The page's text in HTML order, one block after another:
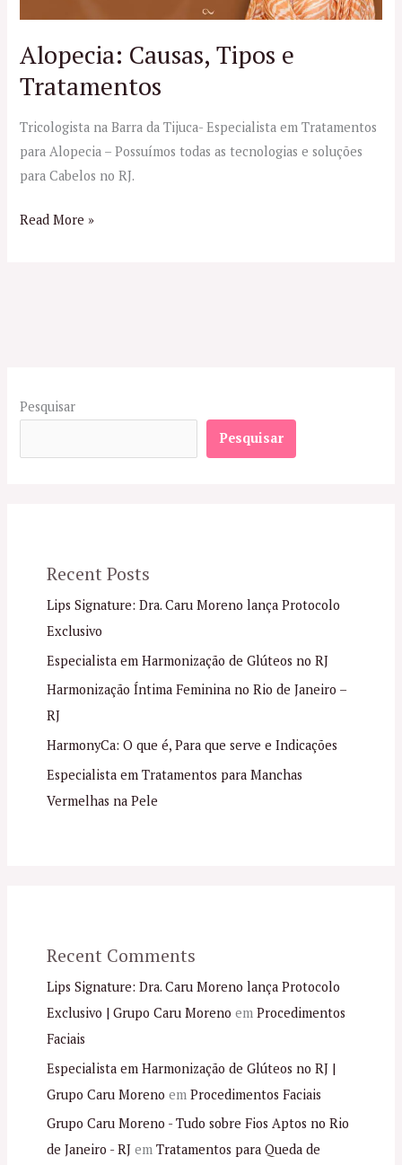
Alopecia: Causas, Tipos e
Tratamentos
Tricologista na Barra da Tijuca- Especialista em Tratamentos
para Alopecia – Possuímos todas as tecnologias e soluções
para Cabelos no RJ.
Read More »
Pesquisar
Pesquisar
Recent Posts
Lips Signature: Dra. Caru Moreno lança Protocolo
Exclusivo
Especialista em Harmonização de Glúteos no RJ
Harmonização Íntima Feminina no Rio de Janeiro –
RJ
HarmonyCa: O que é, Para que serve e Indicações
Especialista em Tratamentos para Manchas
Vermelhas na Pele
Recent Comments
Lips Signature: Dra. Caru Moreno lança Protocolo
Exclusivo | Grupo Caru Moreno em Procedimentos
Faciais
Especialista em Harmonização de Glúteos no RJ |
Grupo Caru Moreno em Procedimentos Faciais
Grupo Caru Moreno - Tudo sobre Fios Aptos no Rio
de Janeiro - RJem Tratamentos para Queda de